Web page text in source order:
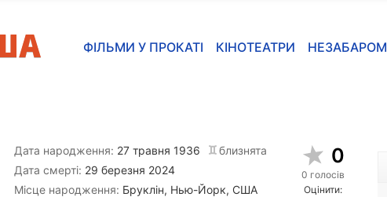
ФІЛЬМИ У ПРОКАТІ КІНОТЕАТРИ НЕЗАБАРОМ
Дата народження: 27 травня 1936
близнята
Дата смерті: 29 березня 2024
Місце народження: Бруклін, Нью-Йорк, США
0
0 голосів
Оцінити: